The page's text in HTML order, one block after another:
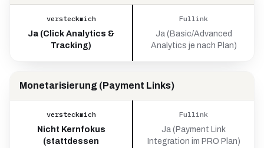
versteckmich
Ja (Click Analytics &
Tracking)
Fullink
Ja (Basic/Advanced
Analytics je nach Plan)
Monetarisierung (Payment Links)
versteckmich
Nicht Kernfokus
(stattdessen
Fullink
Ja (Payment Link
Integration im PRO Plan)